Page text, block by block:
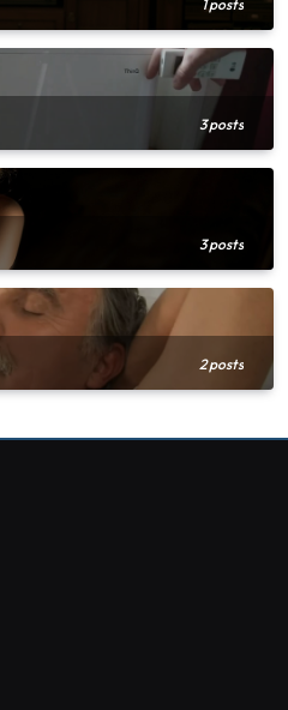
boje u enterijeru ako niste
pločica u kupatilu, kompletan
po korak
vodič za uređenje ulaznog dela
efekat?
1 posts
3 posts
3 posts
2 posts